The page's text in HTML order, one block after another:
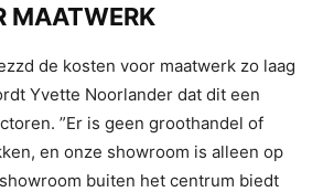
MAATWERK
de kosten voor maatwerk zo laag
Yvette Noorlander dat dit een
”Er is geen groothandel of
en onze showroom is alleen op
buiten het centrum biedt